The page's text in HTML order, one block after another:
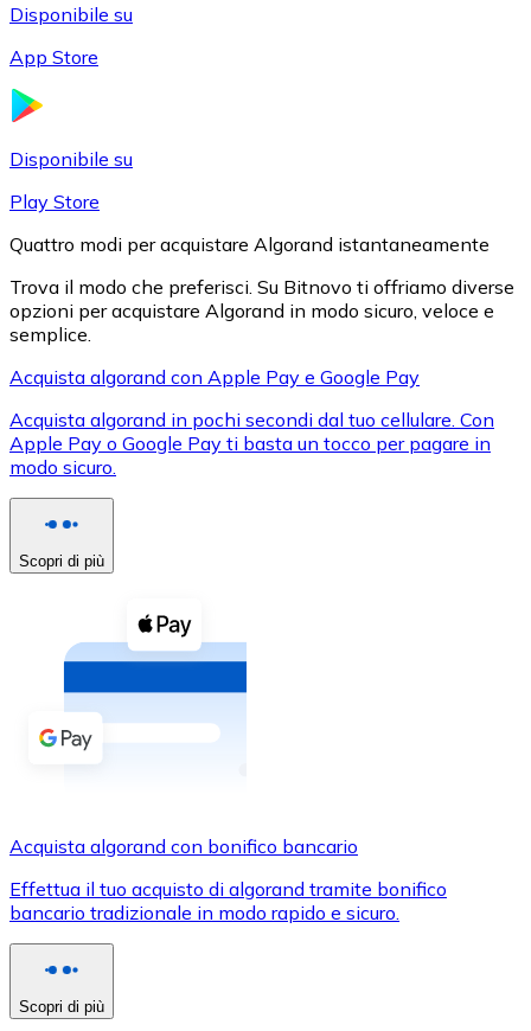
XRP
XRP
Vedi tutto
Buoni cripto
Acquista criptovalute in contanti e altri mezzi di
Acquista con contanti
Bonifico SEPA
Usa le carte Visa e Mastercard per acquistare
Acquista con carta
Disponibile su
App Store
Disponibile su
Play Store
Quattro modi per acquistare Algorand istantaneamente
Trova il modo che preferisci. Su Bitnovo ti offriamo diverse
opzioni per acquistare Algorand in modo sicuro, veloce e
semplice.
Acquista algorand con Apple Pay e Google Pay
Acquista algorand in pochi secondi dal tuo cellulare. Con
Apple Pay o Google Pay ti basta un tocco per pagare in
modo sicuro.
Scopri di più
Acquista algorand con bonifico bancario
Effettua il tuo acquisto di algorand tramite bonifico
bancario tradizionale in modo rapido e sicuro.
Scopri di più